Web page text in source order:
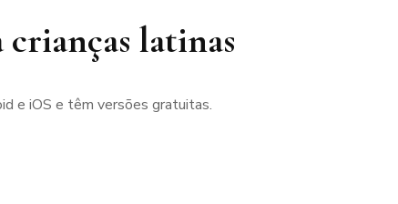
crianças latinas
e iOS e têm versões gratuitas.